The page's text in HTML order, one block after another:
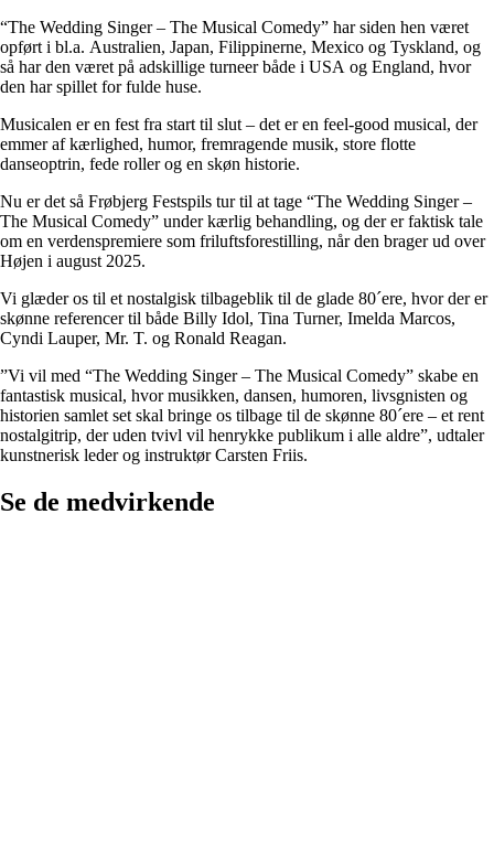
“The Wedding Singer – The Musical Comedy” har siden hen været
opført i bl.a. Australien, Japan, Filippinerne, Mexico og Tyskland, og
så har den været på adskillige turneer både i USA og England, hvor
den har spillet for fulde huse.
Musicalen er en fest fra start til slut – det er en feel-good musical, der
emmer af kærlighed, humor, fremragende musik, store flotte
danseoptrin, fede roller og en skøn historie.
Nu er det så Frøbjerg Festspils tur til at tage “The Wedding Singer –
The Musical Comedy” under kærlig behandling, og der er faktisk tale
om en verdenspremiere som friluftsforestilling, når den brager ud over
Højen i august 2025.
Vi glæder os til et nostalgisk tilbageblik til de glade 80´ere, hvor der er
skønne referencer til både Billy Idol, Tina Turner, Imelda Marcos,
Cyndi Lauper, Mr. T. og Ronald Reagan.
”Vi vil med “The Wedding Singer – The Musical Comedy” skabe en
fantastisk musical, hvor musikken, dansen, humoren, livsgnisten og
historien samlet set skal bringe os tilbage til de skønne 80´ere – et rent
nostalgitrip, der uden tvivl vil henrykke publikum i alle aldre”, udtaler
kunstnerisk leder og instruktør Carsten Friis.
Se de medvirkende